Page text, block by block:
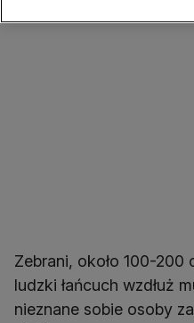
Zebrani, około 100-
ludzki łańcuch wzdłuż
nieznane sobie osoby